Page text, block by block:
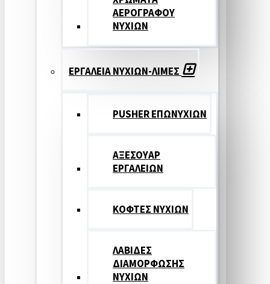
ΑΕΡΟΓΡΑΦΟΥ
ΝΥΧΙΩΝ
ΕΡΓΑΛΕΙΑ ΝΥΧΙΩΝ-ΛΙΜΕΣ
PUSHER ΕΠΩΝΥΧΙΩΝ
ΑΞΕΣΟΥΑΡ
ΕΡΓΑΛΕΙΩΝ
ΚΟΦΤΕΣ ΝΥΧΙΩΝ
ΛΑΒΙΔΕΣ
ΔΙΑΜΟΡΦΩΣΗΣ
ΝΥΧΙΩΝ